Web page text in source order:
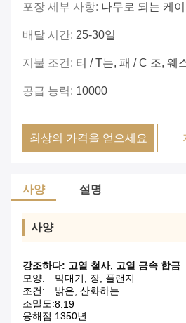
포장 세부 사항: 나무로 되는 케
배달 시간: 25-30일
지불 조건: 티 / T는, 패 / C 조, 웨
공급 능력: 10000
최상의 가격을 얻으세요
사양 설명
사양
강조하다: 고열 철사, 고열 금속 합금
모양:
막대기, 장, 플랜지
조건:
밝은, 산화하는
조밀도:8.19
융해점:1350년